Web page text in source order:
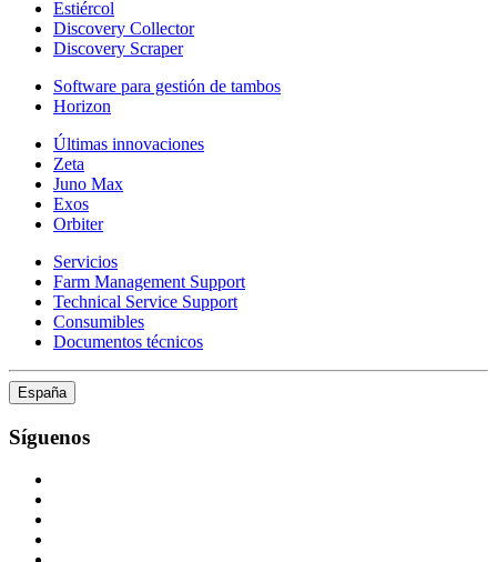
Estiércol
Discovery Collector
Discovery Scraper
Software para gestión de tambos
Horizon
Últimas innovaciones
Zeta
Juno Max
Exos
Orbiter
Servicios
Farm Management Support
Technical Service Support
Consumibles
Documentos técnicos
España
Síguenos